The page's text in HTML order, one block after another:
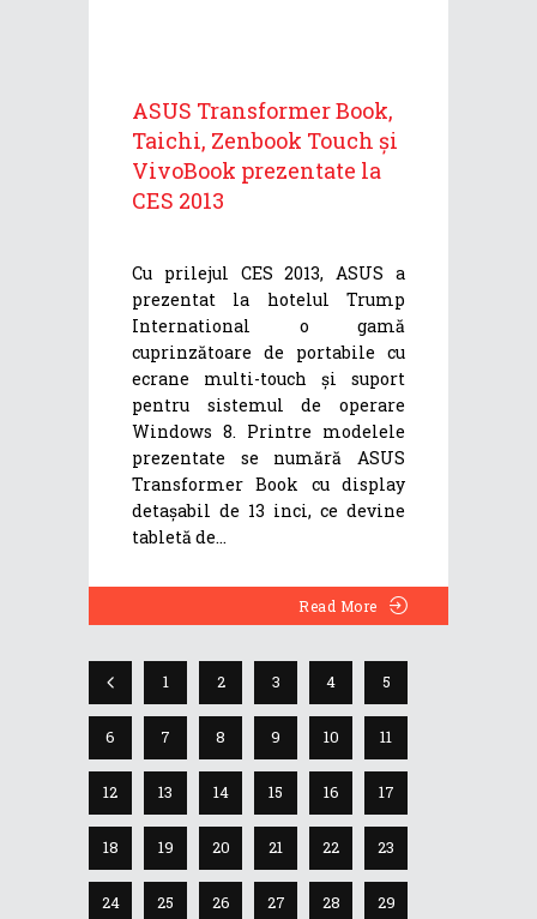
ASUS Transformer Book,
Taichi, Zenbook Touch și
VivoBook prezentate la
CES 2013
Cu prilejul CES 2013, ASUS a
prezentat la hotelul Trump
International o gamă
cuprinzătoare de portabile cu
ecrane multi-touch și suport
pentru sistemul de operare
Windows 8. Printre modelele
prezentate se numără ASUS
Transformer Book cu display
detașabil de 13 inci, ce devine
tabletă de
Read More
1 2 3 4 5
6 7 8 9 10 11
12 13 14 15 16 17
18 19 20 21 22 23
24 25 26 27 28 29